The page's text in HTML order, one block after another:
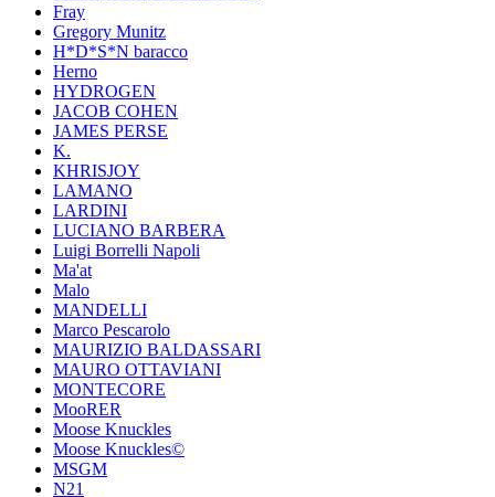
Fray
Gregory Munitz
H*D*S*N baracco
Herno
HYDROGEN
JACOB COHEN
JAMES PERSE
K.
KHRISJOY
LAMANO
LARDINI
LUCIANO BARBERA
Luigi Borrelli Napoli
Ma'at
Malo
MANDELLI
Marco Pescarolo
MAURIZIO BALDASSARI
MAURO OTTAVIANI
MONTECORE
MooRER
Moose Knuckles
Moose Knuckles©️
MSGM
N21